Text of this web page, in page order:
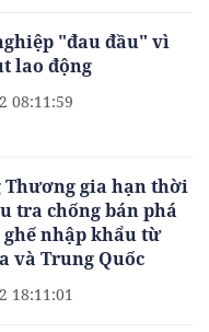
"đau đầu" vì
lao động
08:11:59
Thương gia hạn thời
tra chống bán phá
ghế nhập khẩu từ
và Trung Quốc
18:11:01